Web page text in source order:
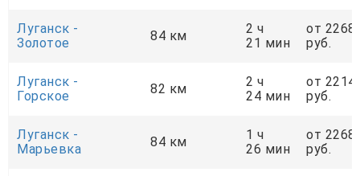
Луганск -
Золотое
84 км
2 ч
21 мин
от 2268
руб.
Луганск -
Горское
82 км
2 ч
24 мин
от 2214
руб.
Луганск -
Марьевка
84 км
1 ч
26 мин
от 2268
руб.